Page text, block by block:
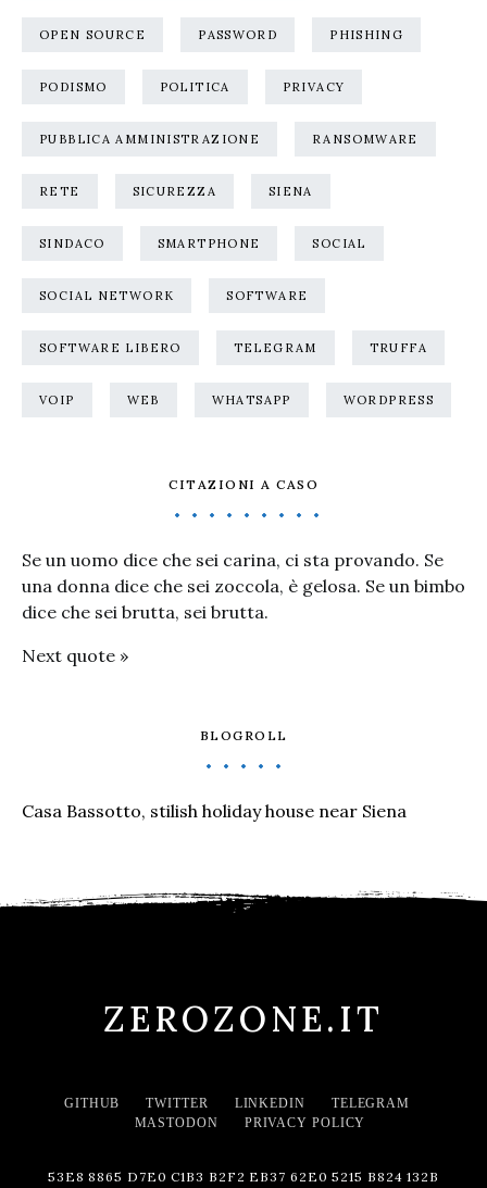
OPEN SOURCE PASSWORD PHISHING
PODISMO POLITICA PRIVACY
PUBBLICA AMMINISTRAZIONE RANSOMWARE
RETE SICUREZZA SIENA
SINDACO SMARTPHONE SOCIAL
SOCIAL NETWORK SOFTWARE
SOFTWARE LIBERO TELEGRAM TRUFFA
VOIP WEB WHATSAPP WORDPRESS
CITAZIONI A CASO
Se un uomo dice che sei carina, ci sta provando. Se
una donna dice che sei zoccola, è gelosa. Se un bimbo
dice che sei brutta, sei brutta.
Next quote »
BLOGROLL
Casa Bassotto, stilish holiday house near Siena
ZEROZONE.IT
GITHUB TWITTER LINKEDIN
TELEGRAM
MASTODON
PRIVACY POLICY
53E8 8865 D7E0 C1B3 B2F2 EB37 62E0 5215 B824 132B